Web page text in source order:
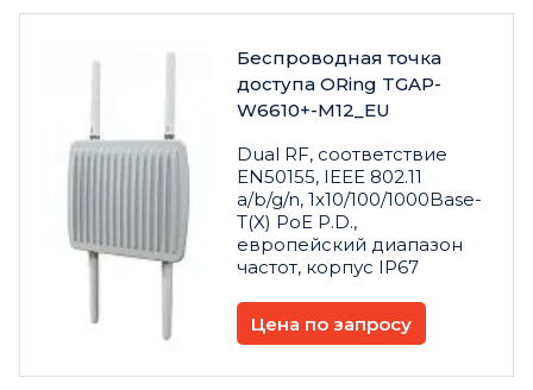
Беспроводная точка
доступа ORing TGAP-
W6610+-M12_EU
Dual RF, соответствие
EN50155, IEEE 802.11
a/b/g/n, 1x10/100/1000Base-
T(X) PoE P.D.,
европейский диапазон
частот, корпус IP67
Цена по запросу